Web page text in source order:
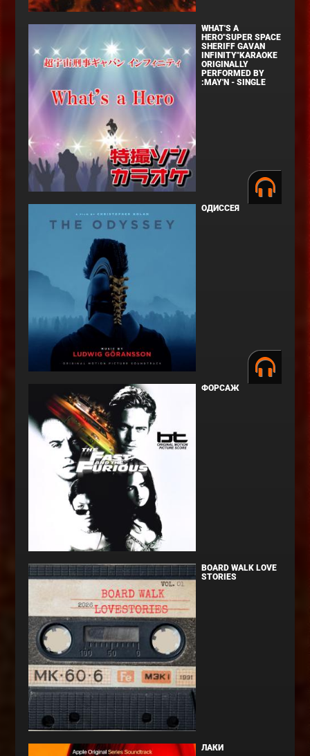
WHAT'S A
HERO"SUPER SPACE
SHERIFF GAVAN
INFINITY"KARAOKE
ORIGINALLY
PERFORMED BY
:MAY'N - SINGLE
ОДИССЕЯ
ФОРСАЖ
BOARD WALK LOVE
STORIES
ЛАКИ